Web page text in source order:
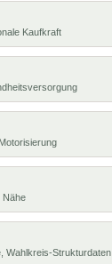
Kaufkraft
Nähe
Wahlkreis-Strukturdaten